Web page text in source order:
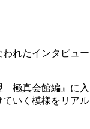
れたインタビュ
極真会館編』に
いく模様をリア